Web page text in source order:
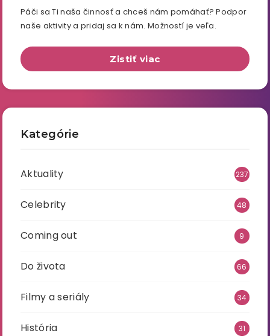
Páči sa Ti naša činnosť a chceš nám pomáhať? Podpor
naše aktivity a pridaj sa k nám. Možností je veľa.
Zistiť viac
Kategórie
Aktuality 237
Celebrity 48
Coming out 9
Do života 66
Filmy a seriály 34
História 31